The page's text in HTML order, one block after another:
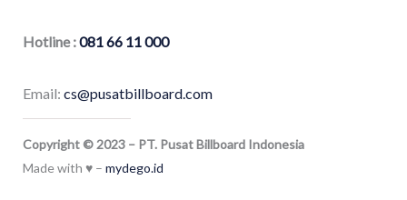
Hotline :081 66 11 000
Email: cs@pusatbillboard.com
Copyright © 2023 – PT. Pusat Billboard Indonesia
Made with ♥ – mydego.id